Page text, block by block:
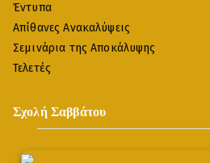
Έντυπα
Απίθανες Ανακαλύψεις
Σεμινάρια της Αποκάλυψης
Τελετές
Σχολή Σαββάτου